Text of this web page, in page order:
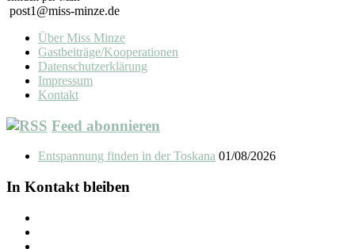
post1@miss-minze.de
Über Miss Minze
Gastbeiträge/Kooperationen
Datenschutzerklärung
Impressum
Kontakt
Feed abonnieren
Entspannung finden in der Toskana 01/08/2026
In Kontakt bleiben